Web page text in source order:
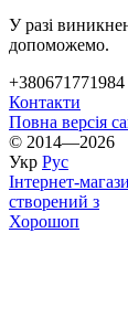
У разі
допоможемо.
+380671771984
Контакти
Повна версія
© 2014—2026
Укр Рус
Інтернет-
створений з
Хорошоп